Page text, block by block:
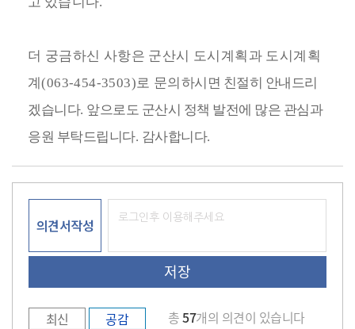
더 궁금하신 사항은 군산시 도시계획과 도시계획
계(063-454-3503)로 문의 하시면 친절히 안내드리
겠습니다. 앞으로도 군산시 정책 발전에 많은 관심과
응원 부탁드립니다. 감사합니다.
의견서작성
최신 공감 총57개의 의견이 있습니다